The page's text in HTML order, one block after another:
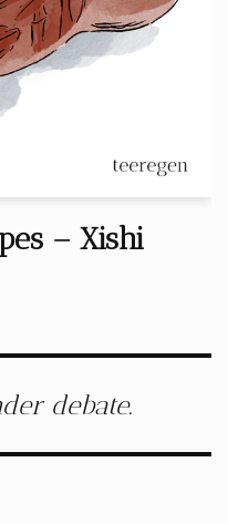
– Xishi
debate.